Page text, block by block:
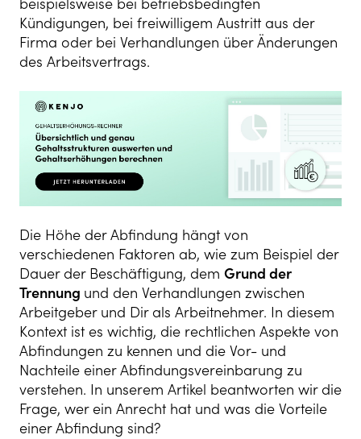
Kündigungen, bei freiwilligem Austritt aus der
Firma oder bei Verhandlungen über Änderungen
des Arbeitsvertrags.
Die Höhe der Abfindung hängt von
verschiedenen Faktoren ab, wie zum Beispiel der
Dauer der Beschäftigung, dem Grund der
Trennung und den Verhandlungen zwischen
Arbeitgeber und Dir als Arbeitnehmer. In diesem
Kontext ist es wichtig, die rechtlichen Aspekte von
Abfindungen zu kennen und die Vor- und
Nachteile einer Abfindungsvereinbarung zu
verstehen. In unserem Artikel beantworten wir die
Frage, wer ein Anrecht hat und was die Vorteile
einer Abfindung sind?